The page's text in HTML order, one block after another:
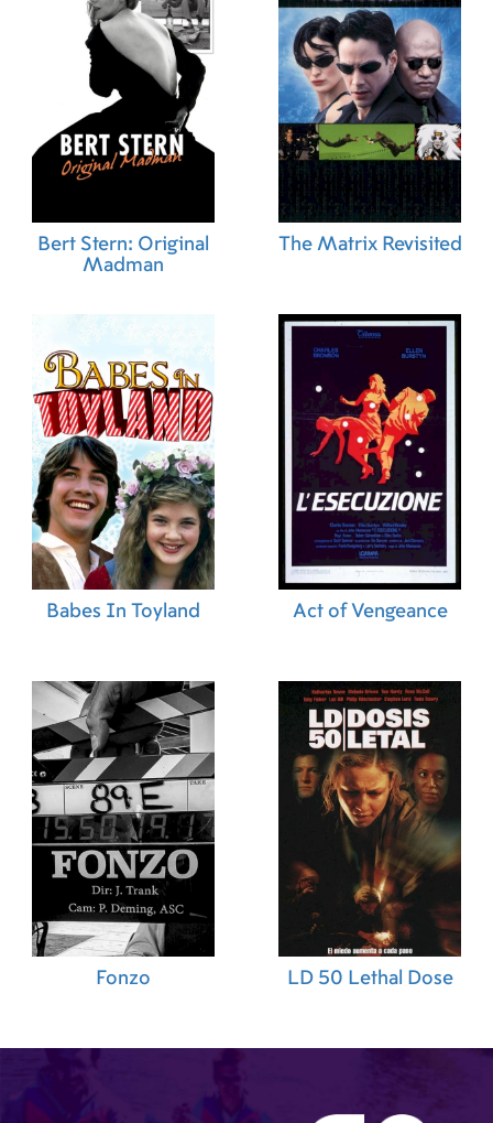
Bert Stern: Original
Madman
The Matrix Revisited
Babes In Toyland Act of Vengeance
Fonzo LD 50 Lethal Dose